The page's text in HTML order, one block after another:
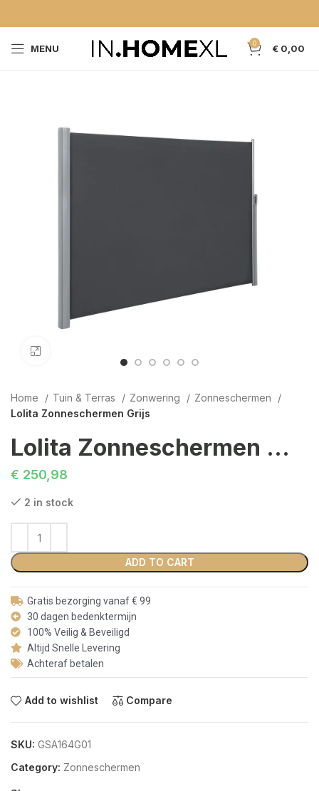
MENU 0 € 0,00
Home Tuin & Terras Zonwering
Zonneschermen
Lolita Zonneschermen Grijs
Lolita Zonneschermen Grijs
€ 250,98
2 in stock
ADD TO CART
Gratis bezorging vanaf € 99
30 dagen bedenktermijn
100% Veilig & Beveiligd
Altijd Snelle Levering
Achteraf betalen
Add to wishlist Compare
SKU: GSA164G01
Category: Zonneschermen